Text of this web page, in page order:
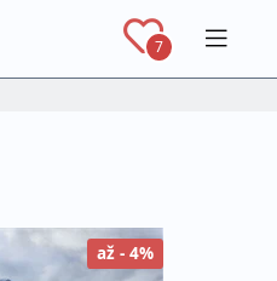
7
až - 4%